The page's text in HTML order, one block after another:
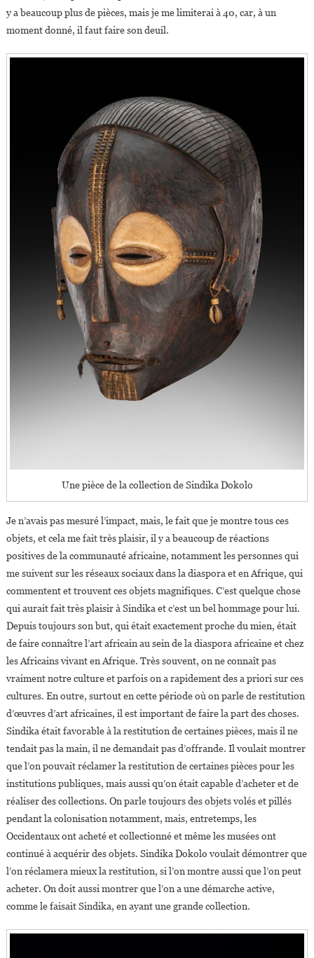
y a beaucoup plus de pièces, mais je me limiterai à 40, car, à un
moment donné, il faut faire son deuil.
Une pièce de la collection de Sindika Dokolo
Je n’avais pas mesuré l’impact, mais, le fait que je montre tous ces
objets, et cela me fait très plaisir, il y a beaucoup de réactions
positives de la communauté africaine, notamment les personnes qui
me suivent sur les réseaux sociaux dans la diaspora et en Afrique, qui
commentent et trouvent ces objets magnifiques. C’est quelque chose
qui aurait fait très plaisir à Sindika et c’est un bel hommage pour lui.
Depuis toujours son but, qui était exactement proche du mien, était
de faire connaître l’art africain au sein de la diaspora africaine et chez
les Africains vivant en Afrique. Très souvent, on ne connaît pas
vraiment notre culture et parfois on a rapidement des a priori sur ces
cultures. En outre, surtout en cette période où on parle de restitution
d’œuvres d’art africaines, il est important de faire la part des choses.
Sindika était favorable à la restitution de certaines pièces, mais il ne
tendait pas la main, il ne demandait pas d’offrande. Il voulait montrer
que l’on pouvait réclamer la restitution de certaines pièces pour les
institutions publiques, mais aussi qu’on était capable d’acheter et de
réaliser des collections. On parle toujours des objets volés et pillés
pendant la colonisation notamment, mais, entretemps, les
Occidentaux ont acheté et collectionné et même les musées ont
continué à acquérir des objets. Sindika Dokolo voulait démontrer que
l’on réclamera mieux la restitution, si l’on montre aussi que l’on peut
acheter. On doit aussi montrer que l’on a une démarche active,
comme le faisait Sindika, en ayant une grande collection.